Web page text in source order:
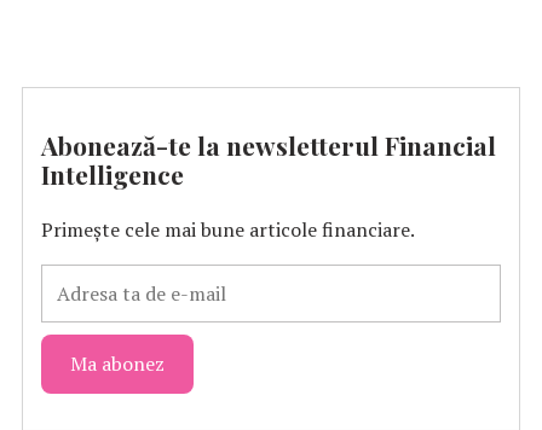
Abonează-te la newsletterul Financial
Intelligence
Primește cele mai bune articole financiare.